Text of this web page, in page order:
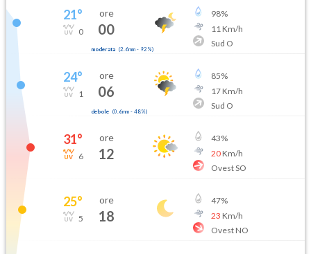
21°
0
ore
00
moderata (2.6mm- 92 %)
98%
11 Km/h
Sud O
24°
1
ore
06
debole (0.6mm- 48%)
85%
17Km/h
Sud O
31°
6
ore
12
43%
20Km/h
Ovest SO
25°
5
ore
18
47%
23 Km/h
Ovest NO